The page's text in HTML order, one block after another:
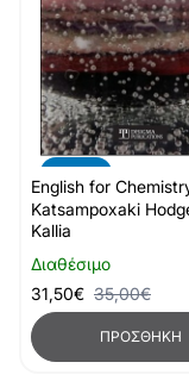
Διαθέσιμο
English for
Katsampoxaki
Kallia
31,50€ 35,00€
ΠΡΟΣΘΉΚΗ